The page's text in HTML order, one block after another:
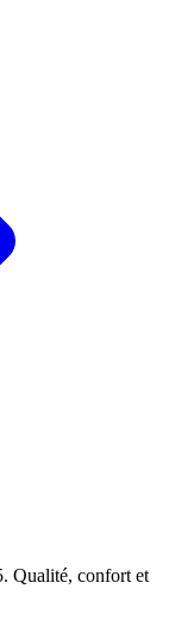
Qualité, confort et